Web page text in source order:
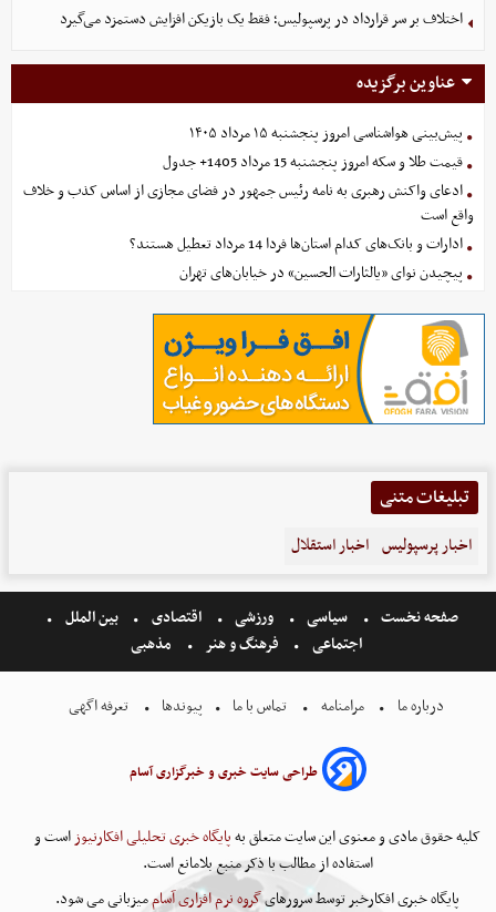
اختلاف بر سر قرارداد در پرسپولیس؛ فقط یک بازیکن افزایش دستمزد می‌گیرد
عناوین برگزیده
پیش‌بینی هواشناسی امروز پنجشنبه ۱۵ مرداد ۱۴۰۵
قیمت طلا و سکه امروز پنجشنبه 15 مرداد 1405+ جدول
ادعای واکنش رهبری به نامه رئیس جمهور در فضای مجازی از اساس کذب و خلاف
واقع است
ادارات و بانک‌های کدام استان‌ها فردا 14 مرداد تعطیل هستند؟
پیچیدن نوای «یالثارات الحسین» در خیابان‌های تهران
تبلیغات متنی
اخبار پرسپولیس اخبار استقلال
صفحه نخست سیاسی ورزشی اقتصادی
بین الملل
اجتماعی
فرهنگ و هنر مذهبی
درباره ما مرامنامه تماس با ما پیوندها تعرفه اگهی
طراحی سایت خبری و خبرگزاری آسام
کلیه حقوق مادی و معنوی این سایت متعلق بهپایگاه خبری تحلیلی افکارنیوزاست و
استفاده از مطالب با ذکر منبع بلامانع است.
پایگاه خبری افکارخبر توسط سرورهایگروه نرم افزاری آساممیزبانی می شود.